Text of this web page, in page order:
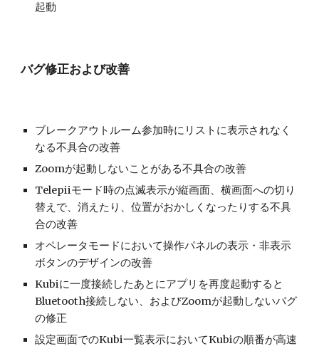
起動
バグ修正および改善
ブレークアウトルーム参加時にリストに表示されなく
なる不具合の改善
Zoomが起動しないことがある不具合の改善
Telepiiモード時の点滅表示が縦画面、横画面への切り
替えで、消えたり、位置がおかしくなったりする不具
合の改善
オペレータモードにおいて操作パネルの表示・非表示
ボタンのデザインの改善
Kubiに一度接続したあとにアプリを再度起動すると
Bluetooth接続しない、およびZoomが起動しないバグ
の修正
設定画面でのKubi一覧表示においてKubiの順番が高速